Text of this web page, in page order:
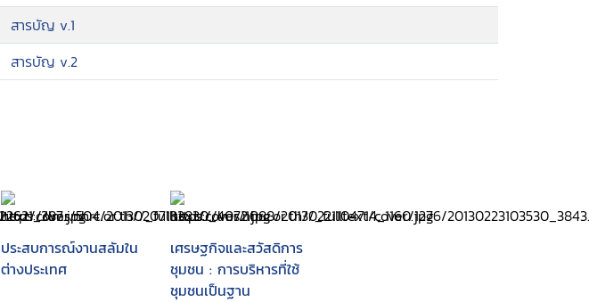
สารบัญ v.1
สารบัญ v.2
ประสบการณ์งานสลัมใน
ต่างประเทศ
เศรษฐกิจและสวัสดิการ
ชุมชน : การบริหารที่ใช้
ชุมชนเป็นฐาน